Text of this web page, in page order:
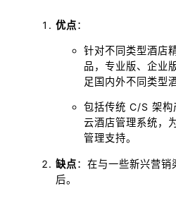
优点：
针对不同类型酒店
品，专业版、企业
足国内外不同类型
包括传统 C/S 架构
云酒店管理系统，
管理支持。
缺点：在与一些新兴营
后。